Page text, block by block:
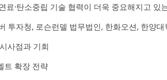
료·탄소중립 기술 협력이 더욱 중요해지고 있
투자청, 로슨런델 법무법인, 한화오션, 한양
사점과 기회
트 확장 전략